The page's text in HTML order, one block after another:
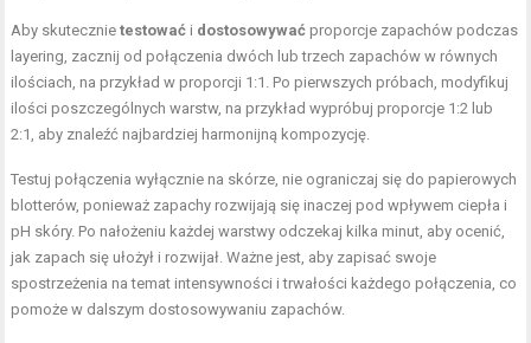
Aby skutecznietestować i dostosowywać proporcje zapachów podczas
layering, zacznij od połączenia dwóch lub trzech zapachów w równych
ilościach, na przykład w proporcji 1:1. Po pierwszych próbach, modyfikuj
ilości poszczególnych warstw, na przykład wypróbuj proporcje 1:2 lub
2:1, aby znaleźć najbardziej harmonijną kompozycję.
Testuj połączenia wyłącznie na skórze, nie ograniczaj się do papierowych
blotterów, ponieważ zapachy rozwijają się inaczej pod wpływem ciepła i
pH skóry. Po nałożeniu każdej warstwy odczekaj kilka minut, aby ocenić,
jak zapach się ułożył i rozwijał. Ważne jest, aby zapisać swoje
spostrzeżenia na temat intensywności i trwałości każdego połączenia, co
pomoże w dalszym dostosowywaniu zapachów.